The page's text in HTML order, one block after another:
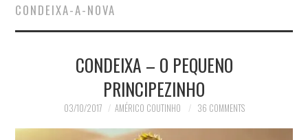
AUTORES
CONTACTO
PRIVACIDADE
CONDEIXA-A-NOVA
CONDEIXA – O PEQUENO
PRINCIPEZINHO
03/10/2017 AMÉRICO COUTINHO 36 COMMENTS